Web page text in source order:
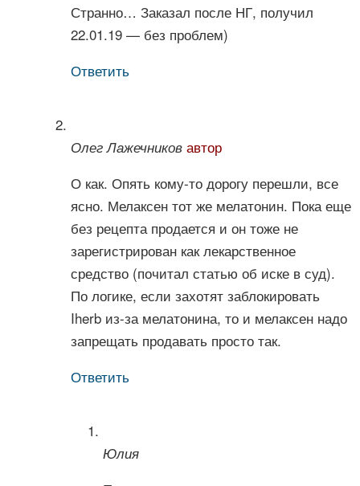
Странно… Заказал после НГ, получил
22.01.19 — без проблем)
Ответить
Олег Лажечников автор
О как. Опять кому-то дорогу перешли, все
ясно. Мелаксен тот же мелатонин. Пока еще
без рецепта продается и он тоже не
зарегистрирован как лекарственное
средство (почитал статью об иске в суд).
По логике, если захотят заблокировать
Iherb из-за мелатонина, то и мелаксен надо
запрещать продавать просто так.
Ответить
Юлия